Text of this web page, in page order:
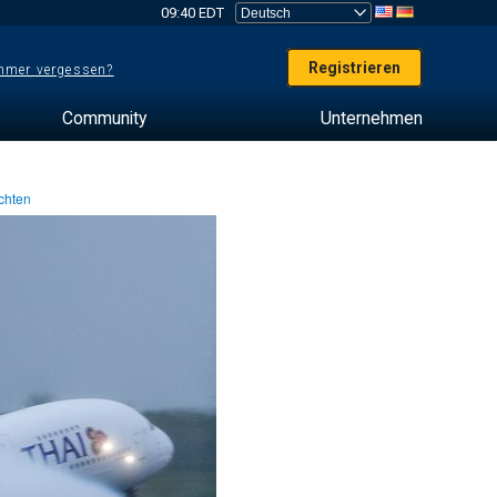
09:40 EDT
vergessen? Registrieren
Community Unternehmen